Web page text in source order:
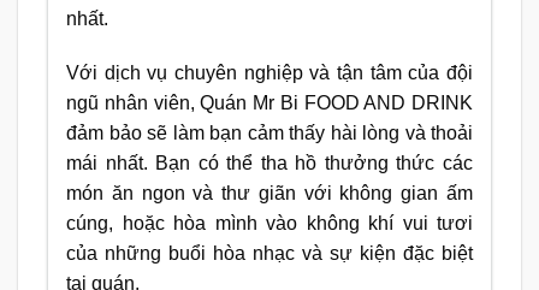
nhất.
Với dịch vụ chuyên nghiệp và tận tâm của đội
ngũ nhân viên, Quán Mr Bi FOOD AND DRINK
đảm bảo sẽ làm bạn cảm thấy hài lòng và thoải
mái nhất. Bạn có thể tha hồ thưởng thức các
món ăn ngon và thư giãn với không gian ấm
cúng, hoặc hòa mình vào không khí vui tươi
của những buổi hòa nhạc và sự kiện đặc biệt
tại quán.